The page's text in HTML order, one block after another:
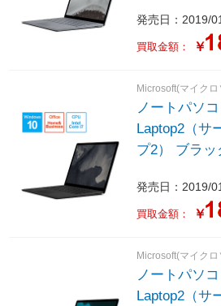
Core i7 /
/メモリ：
発売日：2019/
買取金額： ￥
Microsoft(マイクロ
ノートパソ
Laptop2（サ
プ2） ブラッ
Core i7 /
/メモリ：
発売日：2019/
買取金額： ￥
Microsoft(マイクロ
ノートパソ
Laptop2（サ